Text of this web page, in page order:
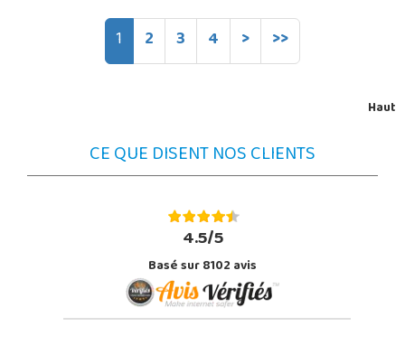
1 2 3 4 > >>
Haut
CE QUE DISENT NOS CLIENTS
4.5/5
Basé sur 8102 avis